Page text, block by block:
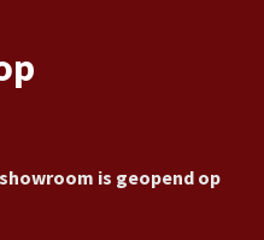
is geopend op